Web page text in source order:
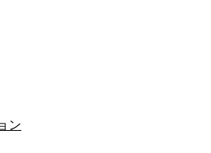
ン